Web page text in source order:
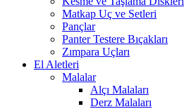
Matkap Uç ve Setleri
Pançlar
Panter Testere Bıçakları
Zımpara Uçları
El Aletleri
Malalar
Alçı Malaları
Derz Malaları